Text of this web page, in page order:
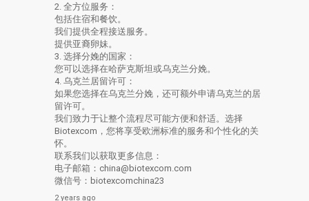
2. 全方位服务：
包括住宿和餐饮。
我们提供全程接送服务。
提供亚裔卵妹。
3. 选择分娩的国家：
您可以选择在哈萨克斯坦或乌克兰分娩。
4. 乌克兰居留许可：
如果您选择在乌克兰分娩，还可额外申请乌克兰的居
留许可。
我们致力于让整个流程尽可能方便和舒适。选择
Biotexcom，您将享受欧洲标准的服务和个性化的关
怀。
联系我们以获取更多信息：
电子邮箱：china@biotexcom.com
微信号：biotexcomchina23
2 years ago